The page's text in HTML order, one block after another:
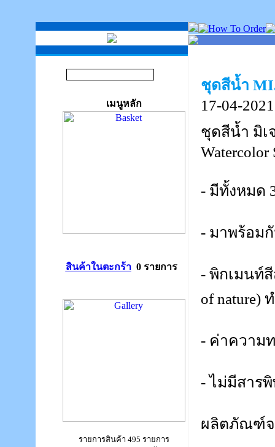
เมนูหลัก
สินค้าในตะกร้า0 รายการ
รายการสินค้า 495 รายการ
ชุดสีน้ำ
17-04-2021
ชุดสีน้ำ มิเ
Watercolor
- มีทั้งหมด
- มาพร้อม
- พิกเมนท์
of nature)
- ค่าความ
- ไม่มีสาร
ผลิตภัณฑ์จ